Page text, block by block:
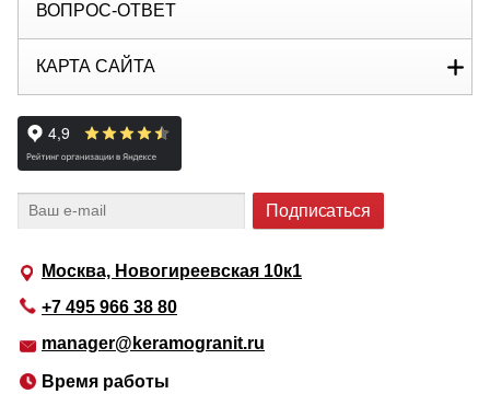
Москва, Новогиреевская 10к1
+7 495 966 38 80
manager@keramogranit.ru
Время работы
ВОПРОС-ОТВЕТ
КАРТА САЙТА